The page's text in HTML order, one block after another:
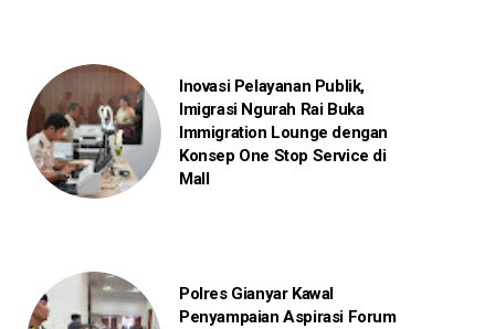
Inovasi Pelayanan Publik,
Imigrasi Ngurah Rai Buka
Immigration Lounge dengan
Konsep One Stop Service di
Mall
Polres Gianyar Kawal
Penyampaian Aspirasi Forum